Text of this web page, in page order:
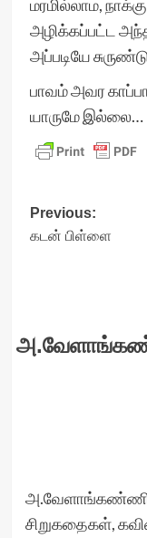
மரமில்லாம,
அழிக்கப்பட்ட
அப்படியே
பாவம் அவர
யாருமே இல்லை…
Post
Previous:
கடன் பிள்ளை
அ.வேளாங்கண்ணி
சிறுகதைகள்,